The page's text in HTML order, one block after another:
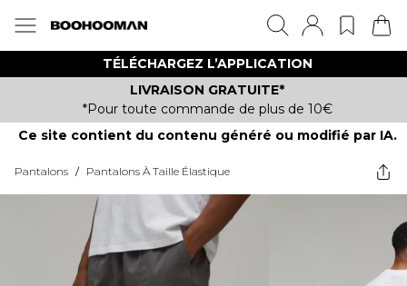
TÉLÉCHARGEZ L’APPLICATION
LIVRAISON GRATUITE*
*Pour toute commande de plus de 10€
Ce site contient du contenu généré ou modifié par IA.
Pantalons / Pantalons À Taille Élastique